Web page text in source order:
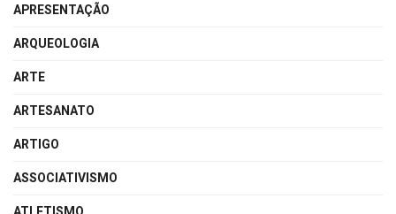
APRESENTAÇÃO
ARQUEOLOGIA
ARTE
ARTESANATO
ARTIGO
ASSOCIATIVISMO